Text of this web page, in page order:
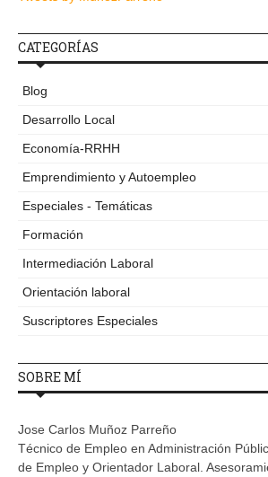
CATEGORÍAS
Blog
Desarrollo Local
Economía-RRHH
Emprendimiento y Autoempleo
Especiales - Temáticas
Formación
Intermediación Laboral
Orientación laboral
Suscriptores Especiales
SOBRE MÍ
Jose Carlos Muñoz Parreño
Técnico de Empleo en Administración
de Empleo y Orientador Laboral.